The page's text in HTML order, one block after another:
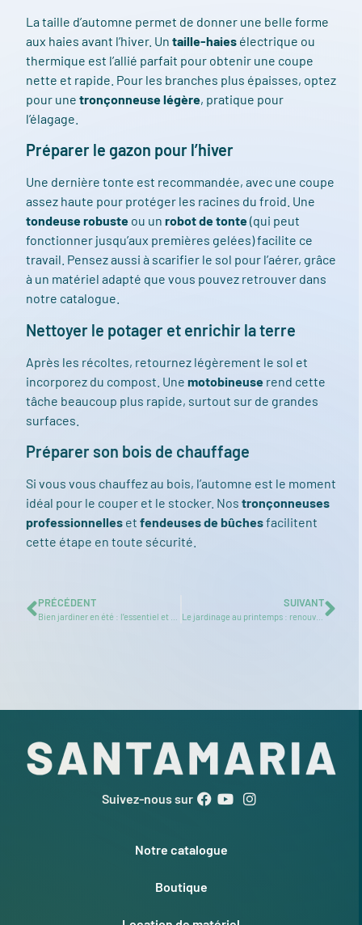
La taille d’automne permet de donner une belle forme
aux haies avant l’hiver. Un taille-haies électrique ou
thermique est l’allié parfait pour obtenir une coupe
nette et rapide. Pour les branches plus épaisses, optez
pour une tronçonneuse légère, pratique pour
l’élagage.
Préparer le gazon pour l’hiver
Une dernière tonte est recommandée, avec une coupe
assez haute pour protéger les racines du froid. Une
tondeuse robuste ou un robot de tonte(qui peut
fonctionner jusqu’aux premières gelées) facilite ce
travail. Pensez aussi à scarifier le sol pour l’aérer, grâce
à un matériel adapté que vous pouvez retrouver dans
notre catalogue.
Nettoyer le potager et enrichir la terre
Après les récoltes, retournez légèrement le sol et
incorporez du compost. Une motobineuse rend cette
tâche beaucoup plus rapide, surtout sur de grandes
surfaces.
Préparer son bois de chauffage
Si vous vous chauffez au bois, l’automne est le moment
idéal pour le couper et le stocker. Nos tronçonneuses
professionnelles et fendeuses de bûchesfacilitent
cette étape en toute sécurité.
PRÉCÉDENT SUIVANT
Suivez-nous sur
Notre catalogue
Boutique